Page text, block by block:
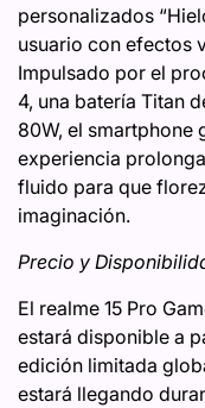
personalizados
usuario con efectos
Impulsado por el
4, una batería Titan
80W, el smartphone
experiencia
fluido para que
imaginación.
Precio y
El realme 15 Pro
estará disponible a
edición limitada
estará llegando